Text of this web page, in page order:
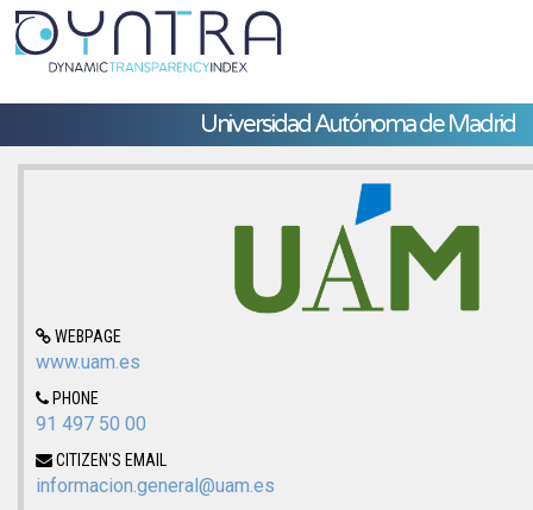
Universidad Autónoma de Madrid
WEBPAGE
www.uam.es
PHONE
91 497 50 00
CITIZEN'S EMAIL
informacion.general@uam.es